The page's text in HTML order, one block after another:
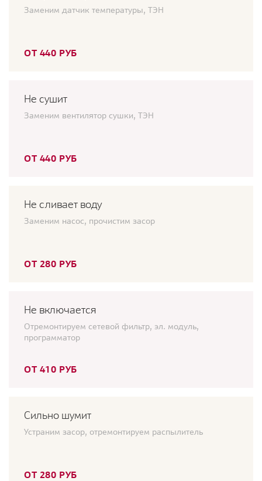
Заменим датчик температуры, ТЭН
ОТ 440 РУБ
Не сушит
Заменим вентилятор сушки, ТЭН
ОТ 440 РУБ
Не сливает воду
Заменим насос, прочистим засор
ОТ 280 РУБ
Не включается
Отремонтируем сетевой фильтр, эл. модуль,
программатор
ОТ 410 РУБ
Сильно шумит
Устраним засор, отремонтируем распылитель
ОТ 280 РУБ